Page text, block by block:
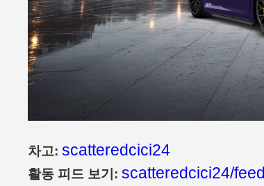
차고: scatteredcici24
활동 피드 보기: scatteredcici24/feed